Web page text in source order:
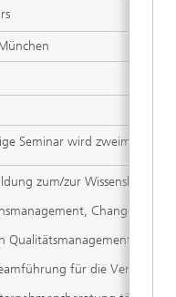
Seminar wird zweimal im
zum/zur Wissensbilanz-
Qualitätsmanagement,
für die Verteilung